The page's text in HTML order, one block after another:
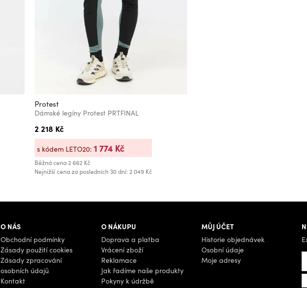
Protest
Dámské legíny Protest PRTFINAL
2 218 Kč
Běžná cena2 662 Kč
Nejnižší cena za posledních 30 dní: 2 049 Kč
s kódem LETO20: 1 774 Kč
O NÁS
Obchodní podmínky
Zásady použití cookies
Zásady zpracování
osobních údajů
Kontakt
O NÁKUPU
Doprava a platba
Vrácení zboží
Reklamace
Jak řadíme naše produkty
Pokyny k údržbě
MŮJ ÚČET
Historie objednávek
Osobní údaje
Moje adresy